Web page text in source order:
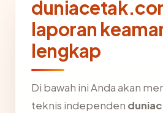
laporan
lengkap
Di bawah ini Anda akan
teknis independen